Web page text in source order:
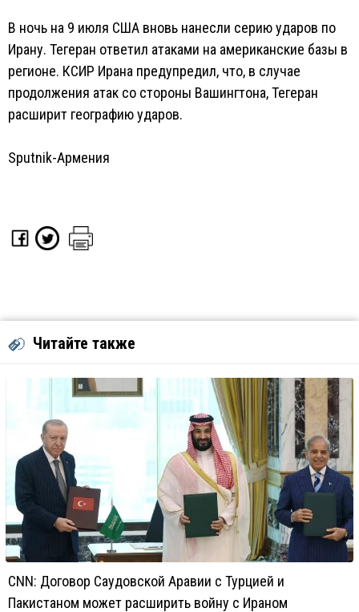
В ночь на 9 июля США вновь нанесли серию ударов по
Ирану. Тегеран ответил атаками на американские базы в
регионе. КСИР Ирана предупредил, что, в случае
продолжения атак со стороны Вашингтона, Тегеран
расширит географию ударов.
Sputnik-Армения
Читайте также
CNN: Договор Саудовской Аравии с Турцией и
Пакистаном может расширить войну с Ираном